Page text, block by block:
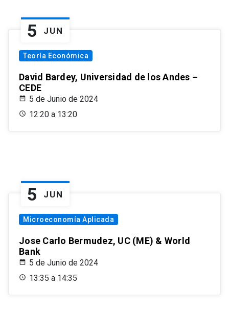
5 JUN
Teoría Económica
David Bardey, Universidad de los Andes –
CEDE
5 de Junio de 2024
12:20 a 13:20
5 JUN
Microeconomía Aplicada
Jose Carlo Bermudez, UC (ME) & World
Bank
5 de Junio de 2024
13:35 a 14:35